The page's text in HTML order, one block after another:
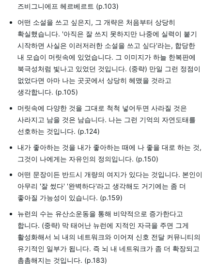
즈비그니에프 헤르베르트 (p.103)
어떤 소설을 쓰고 싶은지, 그 개략은 처음부터 상당히
확실했습니다. '아직은 잘 쓰지 못하지만 나중에 실력이 붙기
시작하면 사실은 이러저러한 소설을 쓰고 싶다'라는, 합당한
내 모습이 머릿속에 있었습니다. 그 이미지가 하늘 한복판에
북극성처럼 빛나고 있었던 것입니다. (중략) 만일 그런 정점이
없었다면 아마 나는 곳곳에서 상당히 헤맸을 것라고
생각합니다. (p.105)
머릿속에 다양한 것을 그대로 척척 넣어두면 사라질 것은
사라지고 남을 것은 남습니다. 나는 그런 기억의 자연도태를
선호하는 것입니다. (p.124)
내가 좋아하는 것을 내가 좋아하는 때에 나 좋을 대로 하는 것,
그것이 나에게는 자유인의 정의입니다. (p.150)
어떤 문장이든 반드시 개량의 여지가 있다는 것입니다. 본인이
아무리 '잘 썼다' '완벽하다'라고 생각해도 거기에는 좀 더
좋아질 가능성이 있습니다. (p.159)
뉴런의 수는 유산소운동을 통해 비약적으로 증가한다고
합니다. (중략) 막 태어난 뉴런에 지적인 자극을 주면 그게
활성화해서 뇌 내의 네트워크와 이어져 신호 전달 커뮤니티의
유기적인 일부가 됩니다. 즉 뇌 내 네트워크가 좀 더 확장되고
촘촘해지는 것입니다. (p.183)